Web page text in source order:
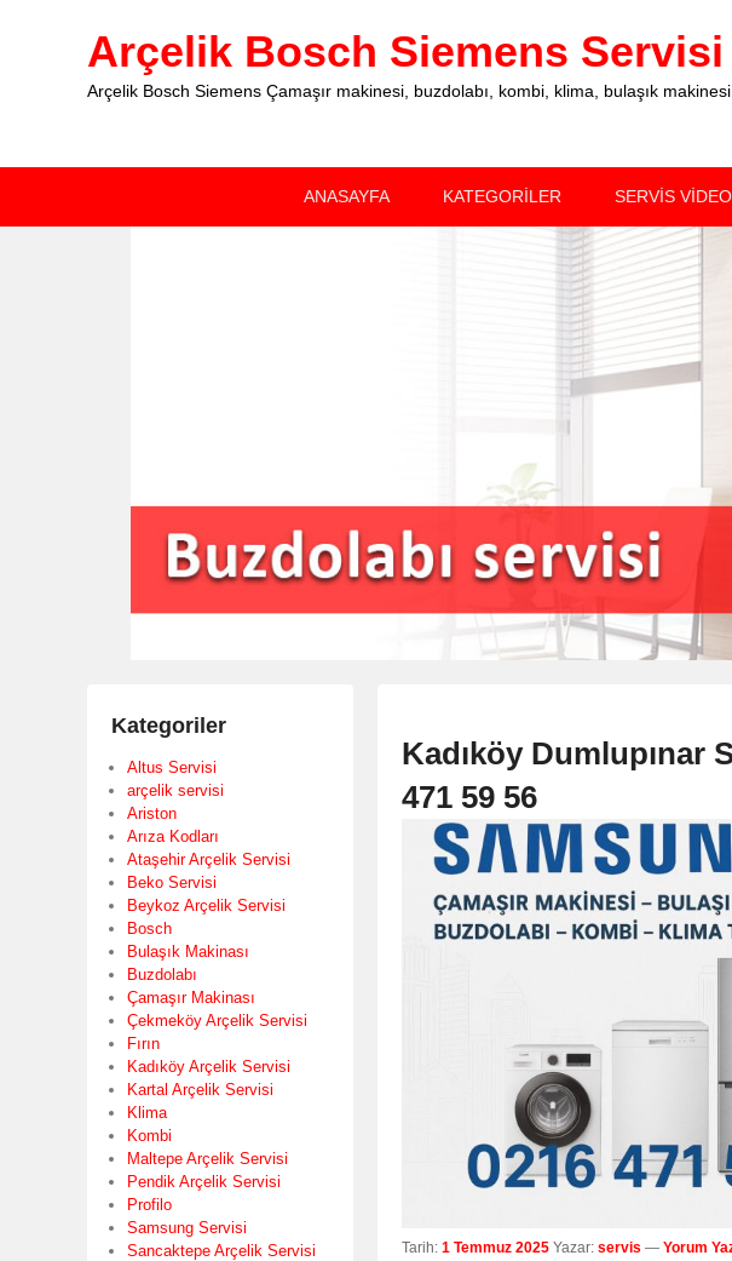
Arçelik Bosch Siemens
Arçelik Bosch Siemens Çamaşır makinesi, buzdolabı, kombi, klima, bulaşık
ANASAYFA KATEGORİLER SERVİS
Kadıköy Dumlupınar
471 59 56
Tarih: 1 Temmuz 2025 Yazar: servis — Yorum
Kategoriler
Altus Servisi
arçelik servisi
Ariston
Arıza Kodları
Ataşehir Arçelik Servisi
Beko Servisi
Beykoz Arçelik Servisi
Bosch
Bulaşık Makinası
Buzdolabı
Çamaşır Makinası
Çekmeköy Arçelik Servisi
Fırın
Kadıköy Arçelik Servisi
Kartal Arçelik Servisi
Klima
Kombi
Maltepe Arçelik Servisi
Pendik Arçelik Servisi
Profilo
Samsung Servisi
Sancaktepe Arçelik Servisi